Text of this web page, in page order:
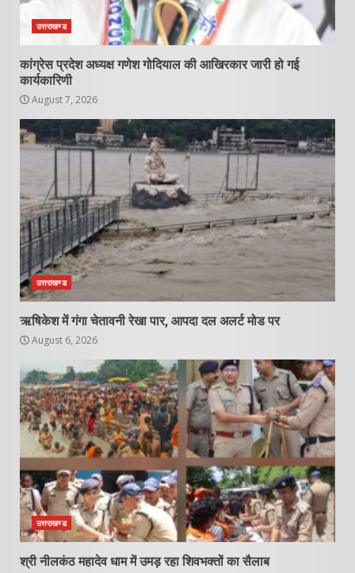
उत्तराखण्ड
कांग्रेस प्रदेश अध्यक्ष गणेश गोदियाल की आखिरकार जारी हो गई
कार्यकारिणी
August 7, 2026
उत्तराखण्ड
ऋषिकेश में गंगा चेतावनी रेखा पार, आपदा दल अलर्ट मोड पर
August 6, 2026
उत्तराखण्ड
श्री नीलकंठ महादेव धाम में उमड़ रहा शिवभक्तों का सैलाब